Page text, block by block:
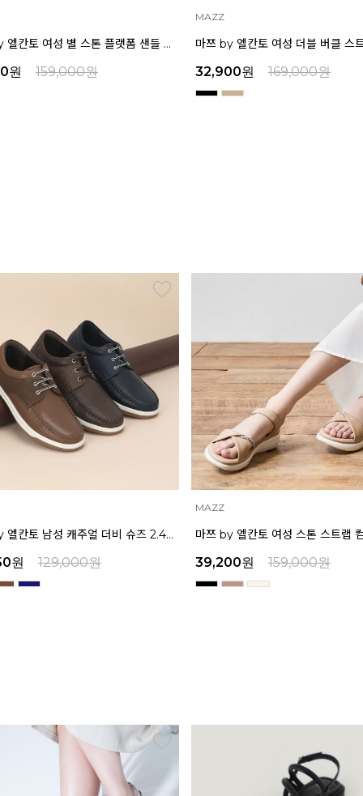
마쯔 by 엘칸토 여성 더블 버클 스트랩 플랫폼 샌들 6cm LCWW34M626
원 169,000원
ELCANTO
29,000원
마쯔 by 엘칸토 여성 스톤 스트랩 컴포트 샌들 3.5cm LCWW07M626
원 159,000원
INTENSE
45,900원 159,000원